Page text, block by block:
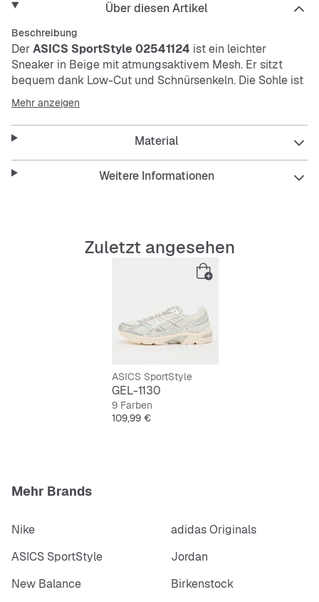
Über diesen Artikel
Beschreibung
DerASICS SportStyle 02541124 ist ein leichter
Sneaker in Beige mit atmungsaktivem Mesh. Er sitzt
bequem dank Low-Cut und Schnürsenkeln. Die Sohle ist
flexibel, stoßdämpfend und langlebig – perfekt für
deinen Alltag.
Abriebfeste Außensohle
Low-Cut für Bewegungsfreiheit
Bequemer Schnürverschluss
Mehr anzeigen
Material
Weitere Informationen
Zuletzt angesehen
ASICS SportStyle
GEL-1130
9 Farben
Preis
109,99 €
Mehr Brands
Nike
adidas Originals
ASICS SportStyle
Jordan
New Balance
Birkenstock